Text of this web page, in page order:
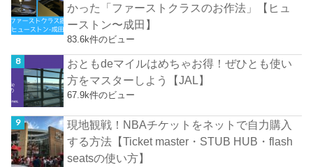
かった「ファーストクラスのお作法」【ヒュ
ーストン〜成田】
83.6k件のビュー
おともdeマイルはめちゃお得！ぜひとも使い
方をマスターしよう【JAL】
67.9k件のビュー
現地観戦！NBAチケットをネットで自力購入
する方法【Ticket master・STUB HUB・flash
seatsの使い方】